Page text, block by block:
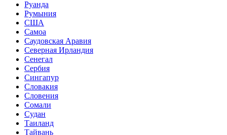
Руанда
Румыния
США
Самоа
Саудовская Аравия
Северная Ирландия
Сенегал
Сербия
Сингапур
Словакия
Словения
Сомали
Судан
Таиланд
Тайвань